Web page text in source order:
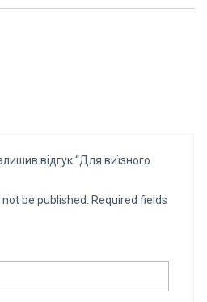
відгук “Для виїзного
be published.
Required fields